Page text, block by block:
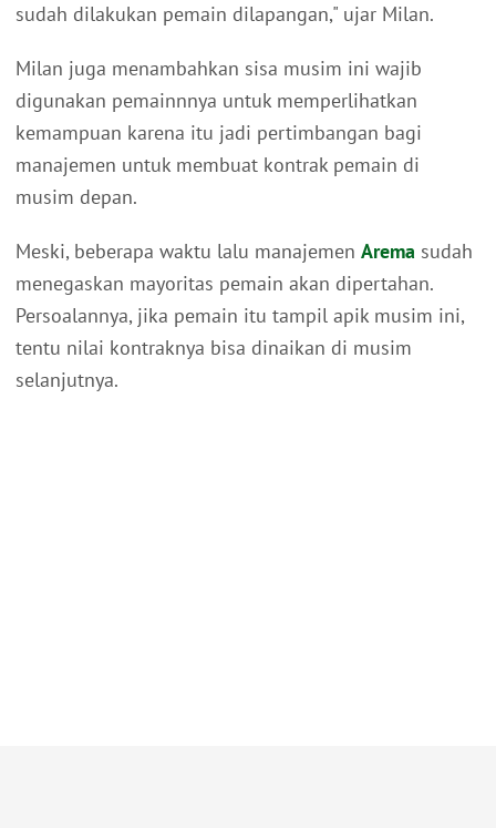
sudah dilakukan pemain dilapangan," ujar Milan.
Milan juga menambahkan sisa musim ini wajib
digunakan pemainnnya untuk memperlihatkan
kemampuan karena itu jadi pertimbangan bagi
manajemen untuk membuat kontrak pemain di
musim depan.
Meski, beberapa waktu lalu manajemen Arema sudah
menegaskan mayoritas pemain akan dipertahan.
Persoalannya, jika pemain itu tampil apik musim ini,
tentu nilai kontraknya bisa dinaikan di musim
selanjutnya.